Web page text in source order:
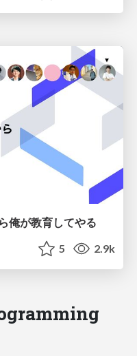
俺が教育してやる
5 2.9k